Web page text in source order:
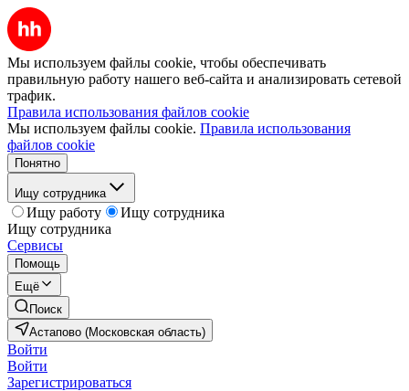
Мы используем файлы cookie, чтобы обеспечивать
правильную работу нашего веб-сайта и анализировать сетевой
трафик.
Правила использования файлов cookie
Мы используем файлы cookie. Правила использования
файлов cookie
Понятно
Ищу сотрудника
Ищу работу
Ищу сотрудника
Ищу сотрудника
Сервисы
Помощь
Ещё
Поиск
Астапово (Московская область)
Войти
Войти
Зарегистрироваться